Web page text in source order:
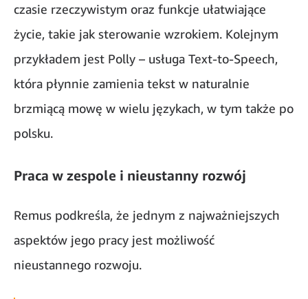
czasie rzeczywistym oraz funkcje ułatwiające
życie, takie jak sterowanie wzrokiem. Kolejnym
przykładem jest Polly – usługa Text-to-Speech,
która płynnie zamienia tekst w naturalnie
brzmiącą mowę w wielu językach, w tym także po
polsku.
Praca w zespole i nieustanny rozwój
Remus podkreśla, że jednym z najważniejszych
aspektów jego pracy jest możliwość
nieustannego rozwoju.